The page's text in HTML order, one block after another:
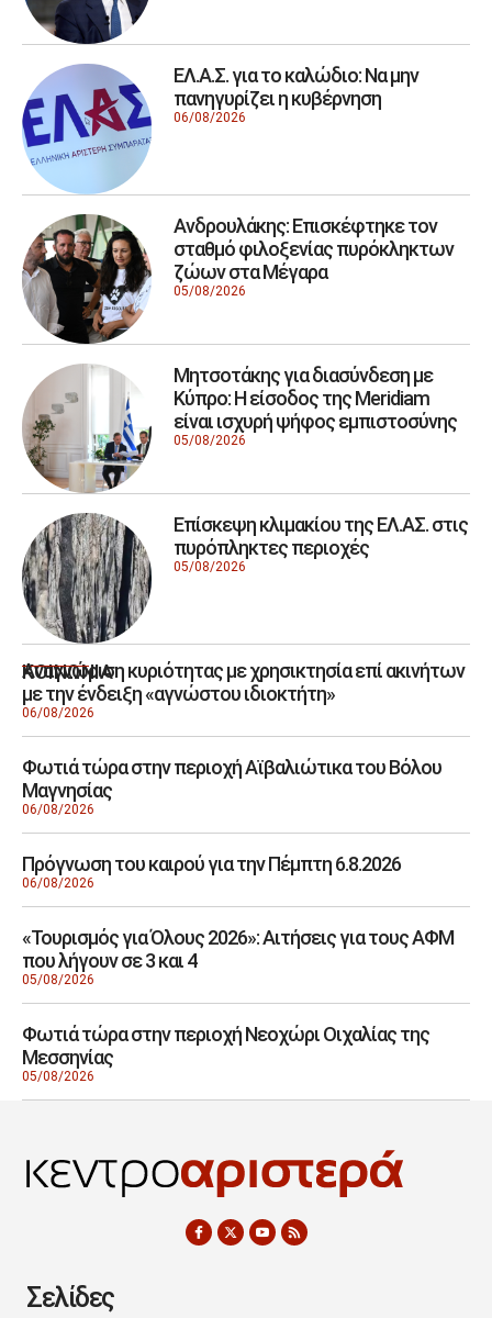
ΕΛ.Α.Σ. για το καλώδιο: Να μην
πανηγυρίζει η κυβέρνηση
06/08/2026
Ανδρουλάκης: Επισκέφτηκε τον
σταθμό φιλοξενίας πυρόκληκτων
ζώων στα Μέγαρα
05/08/2026
Μητσοτάκης για διασύνδεση με
Κύπρο: Η είσοδος της Meridiam
είναι ισχυρή ψήφος εμπιστοσύνης
05/08/2026
Επίσκεψη κλιμακίου της ΕΛ.ΑΣ. στις
πυρόπληκτες περιοχές
05/08/2026
ΚΟΙΝΩΝΙΑ
Αναγνώριση κυριότητας με χρησικτησία επί ακινήτων
με την ένδειξη «αγνώστου ιδιοκτήτη»
06/08/2026
Φωτιά τώρα στην περιοχή Αϊβαλιώτικα του Βόλου
Μαγνησίας
06/08/2026
Πρόγνωση του καιρού για την Πέμπτη 6.8.2026
06/08/2026
«Τουρισμός για Όλους 2026»: Αιτήσεις για τους ΑΦΜ
που λήγουν σε 3 και 4
05/08/2026
Φωτιά τώρα στην περιοχή Νεοχώρι Οιχαλίας της
Μεσσηνίας
05/08/2026
Σελίδες